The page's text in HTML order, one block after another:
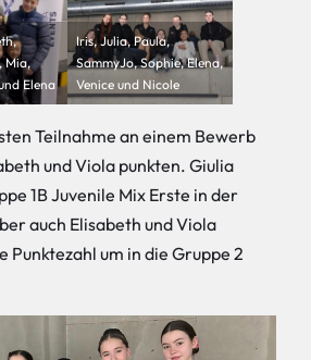
Mia,
Elena
Iris, Julia, Paula,
SammyJo, Sophie, Elena,
Venice und Nicole
Teilnahme an einem Bewerb
und Viola punkten. Giulia
1B Juvenile Mix Erste in der
auch Elisabeth und Viola
Punktezahl um in die Gruppe 2